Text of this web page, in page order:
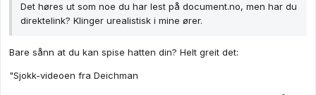
Det høres ut som noe du har lest på document.no, men har du
direktelink? Klinger urealistisk i mine ører.
Bare sånn at du kan spise hatten din? Helt greit det:
"Sjokk-videoen fra Deichman